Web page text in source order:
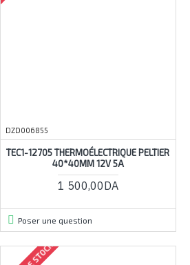
DZD006855
TEC1-12705 THERMOÉLECTRIQUE PELTIER
40*40MM 12V 5A
1 500,00DA
Poser une question